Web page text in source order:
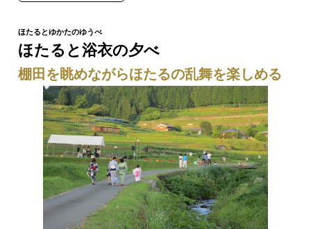
ほたると浴衣の夕べ
棚田を眺めながらほたるの乱舞を楽しめる